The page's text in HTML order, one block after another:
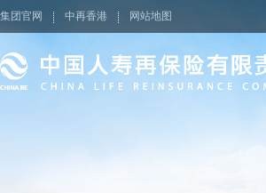
集团官网 中再香港 网站地图